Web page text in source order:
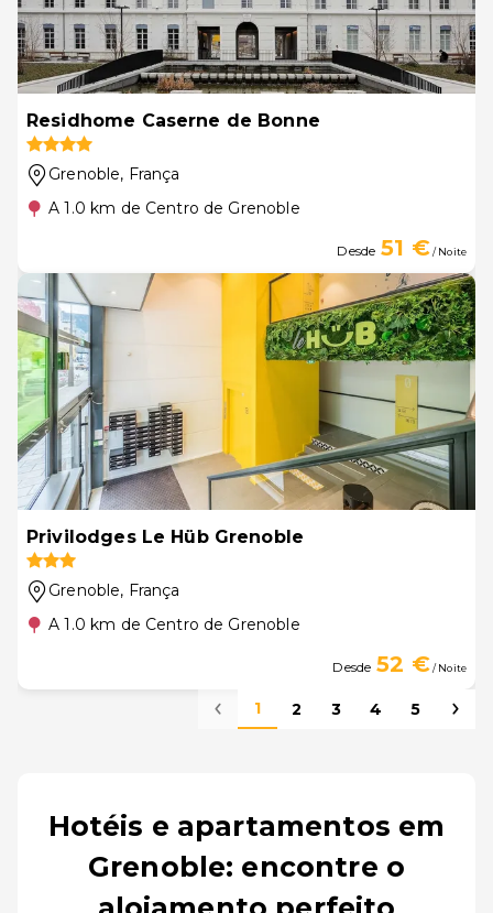
Residhome Caserne de Bonne
Grenoble, França
A 1.0 km de Centro de Grenoble
Desde 51 €/ Noite
Privilodges Le Hüb Grenoble
Grenoble, França
A 1.0 km de Centro de Grenoble
Desde 52 €/ Noite
1 2 3 4 5
Hotéis e apartamentos em
Grenoble: encontre o